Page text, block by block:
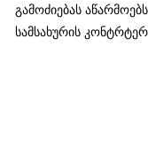
გამოძიებას
სამსახურის